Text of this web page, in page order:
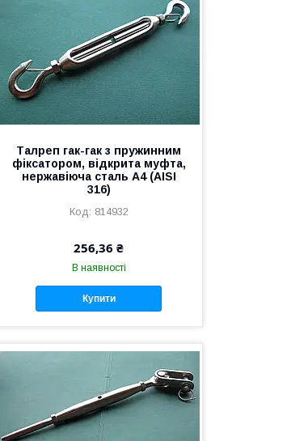
Талреп гак-гак з пружинним
фіксатором, відкрита муфта,
нержавіюча сталь А4 (AISI
316)
814932
256,36 ₴
В наявності
Купити